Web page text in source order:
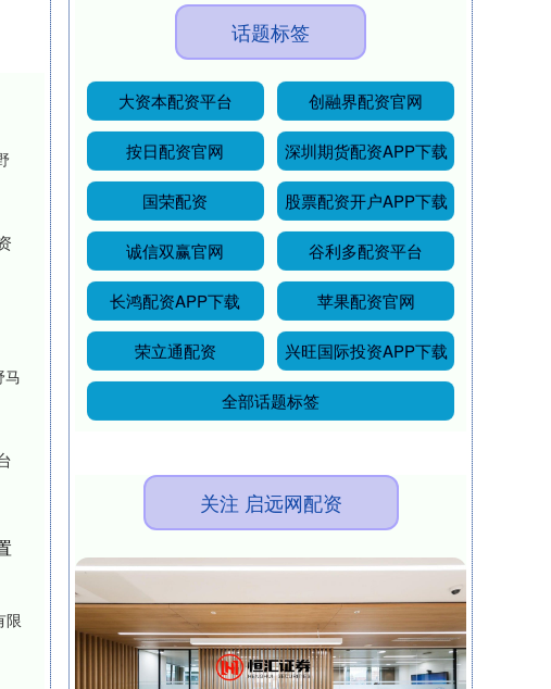
马
限
话题标签
大资本配资平台 创融界配资官网
按日配资官网 深圳期货配资APP下载
国荣配资 股票配资开户APP下载
诚信双赢官网 谷利多配资平台
长鸿配资APP下载 苹果配资官网
荣立通配资 兴旺国际投资APP下载
全部话题标签
关注 启远网配资